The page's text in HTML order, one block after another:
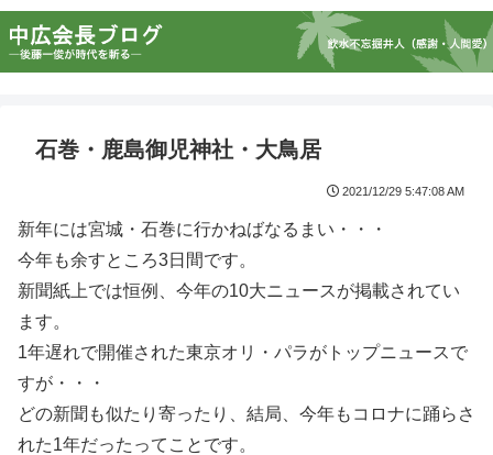
石巻・鹿島御児神社・大鳥居
2021/12/29 5:47:08 AM
新年には宮城・石巻に行かねばなるまい・・・
今年も余すところ3日間です。
新聞紙上では恒例、今年の10大ニュースが掲載されてい
ます。
1年遅れで開催された東京オリ・パラがトップニュースで
すが・・・
どの新聞も似たり寄ったり、結局、今年もコロナに踊らさ
れた1年だったってことです。